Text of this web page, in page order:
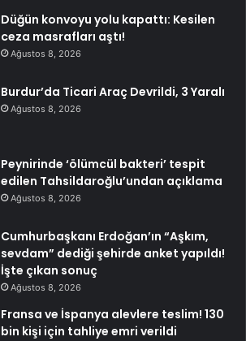
Düğün konvoyu yolu kapattı: Kesilen
ceza masrafları aştı!
Ağustos 8, 2026
Burdur’da Ticari Araç Devrildi, 3 Yaralı
Ağustos 8, 2026
Peynirinde ‘ölümcül bakteri’ tespit
edilen Tahsildaroğlu’undan açıklama
Ağustos 8, 2026
Cumhurbaşkanı Erdoğan’ın “Aşkım,
sevdam” dediği şehirde anket yapıldı!
İşte çıkan sonuç
Ağustos 8, 2026
Fransa ve İspanya alevlere teslim! 130
bin kişi için tahliye emri verildi